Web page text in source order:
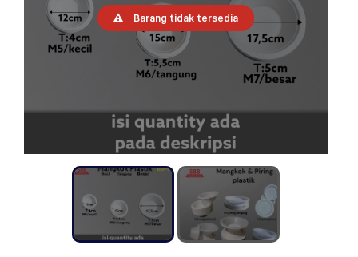
Barang tidak tersedia